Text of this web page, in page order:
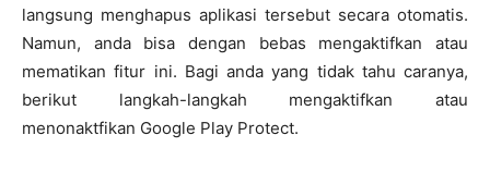
langsung menghapus aplikasi tersebut secara otomatis.
Namun, anda bisa dengan bebas mengaktifkan atau
mematikan fitur ini. Bagi anda yang tidak tahu caranya,
berikut langkah-langkah mengaktifkan atau
menonaktfikan Google Play Protect.